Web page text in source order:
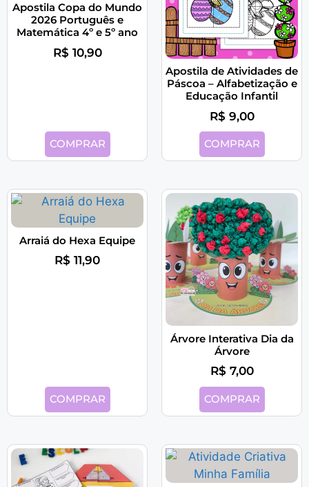
Apostila Copa do Mundo
2026 Português e
Matemática 4º e 5º ano
R$ 10,90
COMPRAR
Apostila de Atividades de
Páscoa – Alfabetização e
Educação Infantil
R$ 9,00
COMPRAR
Arraiá do Hexa Equipe
R$ 11,90
COMPRAR
Árvore Interativa Dia da
Árvore
R$ 7,00
COMPRAR